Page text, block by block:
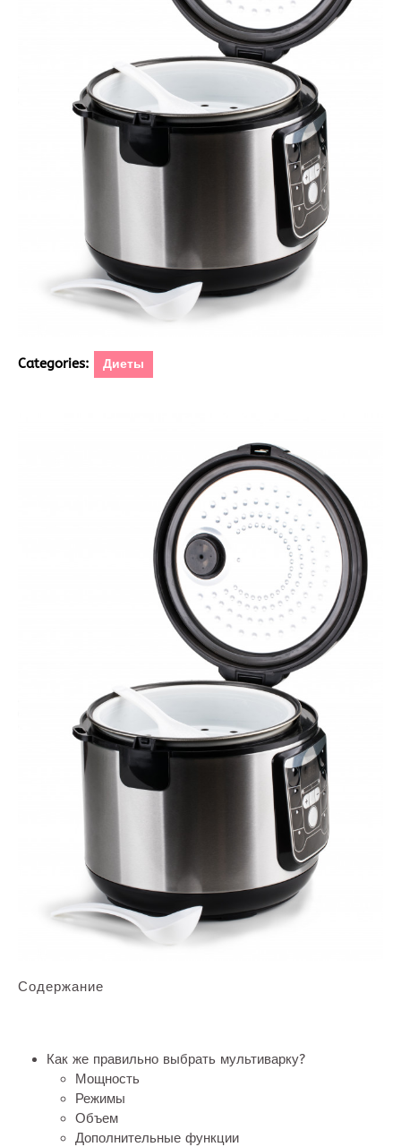
Categories: Диеты
Содержание
Как же правильно выбрать мультиварку?
Мощность
Режимы
Объем
Дополнительные функции